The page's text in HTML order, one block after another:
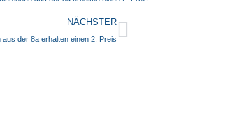
NÄCHSTER
der 8a erhalten einen 2. Preis